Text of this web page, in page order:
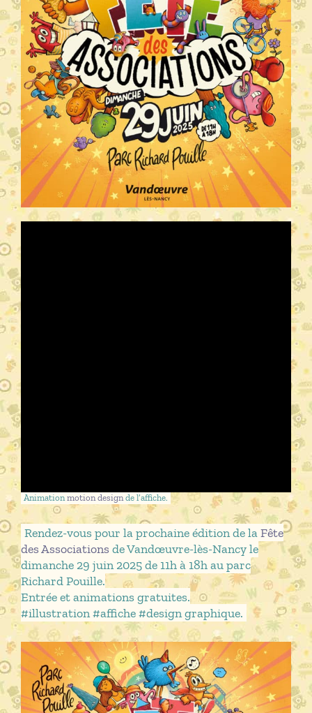
Animationmotion designde l’affiche.
Rendez-vous pour la prochaine édition de laFête
des Associations de Vandœuvre-lès-Nancy le
dimanche 29 juin 2025 de 11h à 18h au parc
Richard Pouille.
Entrée et animations gratuites.
#illustration #affiche #design graphique.